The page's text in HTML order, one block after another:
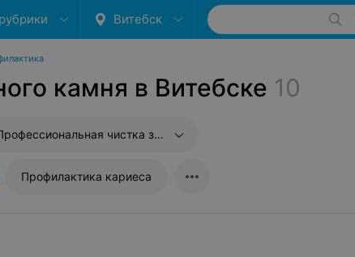
Витебск
камня в Витебске 10
чистка зубов
Профилактика кариеса